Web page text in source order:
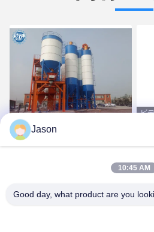
乾燥した粉材料のために
防止取り外し可能なセメ
最良 の 価格 を 入手 する
ビ
ン
サ
Jason
10:45 AM
Good day, what product are you